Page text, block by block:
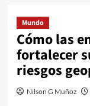
Mundo
Cómo las
fortalecer
riesgos
Nilson G Muñoz